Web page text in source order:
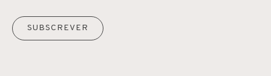
SUBSCREVER